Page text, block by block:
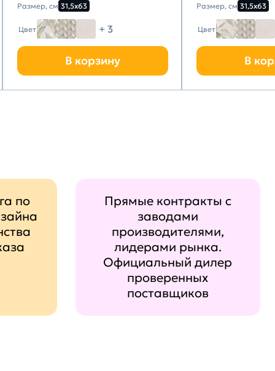
Размер, см 31,5х63
Цвет + 3
В корзину
Размер, см 31,5х63
Цвет
В
по
Прямые контракты с
заводами
производителями,
лидерами рынка.
Официальный дилер
проверенных
поставщиков